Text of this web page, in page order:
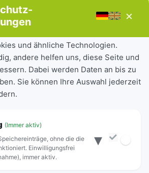
×
und ähnliche Technologien.
andere helfen uns, diese Seite und
Dabei werden Daten an bis zu
Sie können Ihre Auswahl jederzeit
(Immer aktiv)
ohne die die
Einwilligungsfrei
immer aktiv.
▾